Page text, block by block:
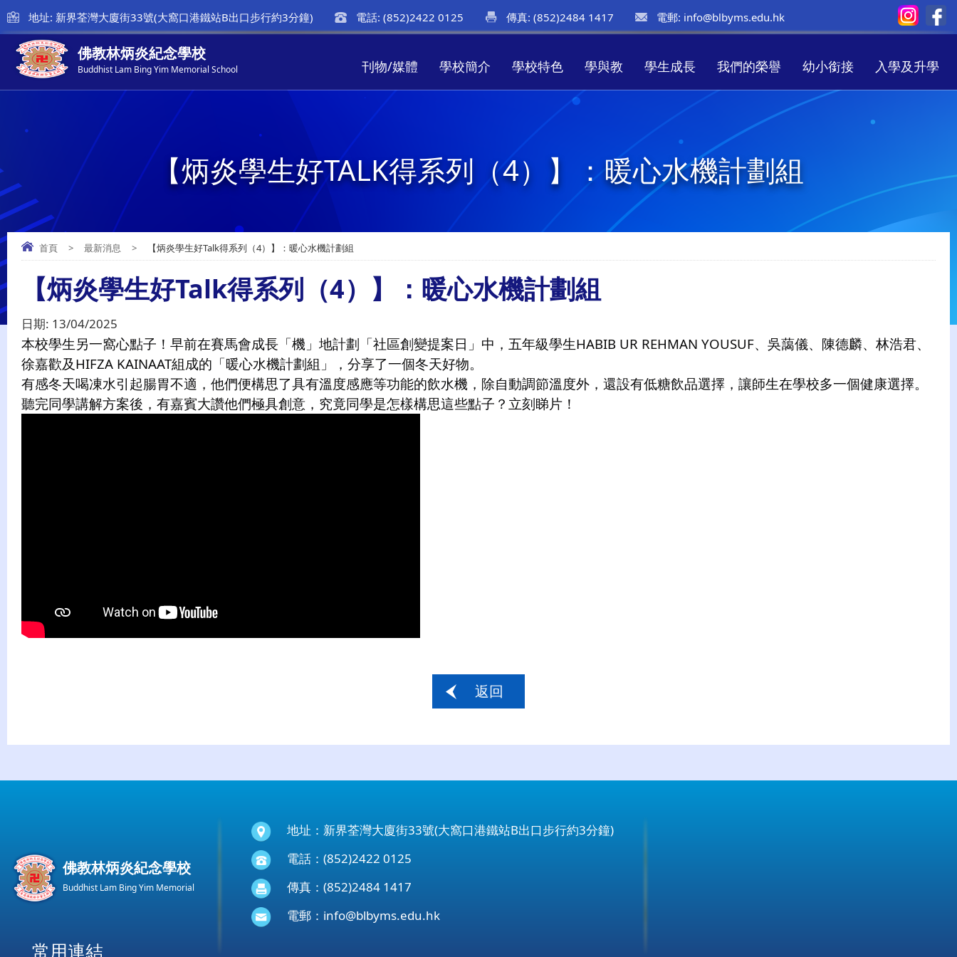
地址: 新界荃灣大廈街33號(大窩口港鐵站B出口步行約3分鐘) 電話: (852)2422 0125 傳真: (852)2484 1417 電郵: info@blbyms.edu.hk
佛教林炳炎紀念學校
Buddhist Lam Bing Yim Memorial School 刊物/媒體 學校簡介 學校特色 學與教 學生成長 我們的榮譽 幼小銜接 入學及升學
【炳炎學生好TALK得系列（4）】：暖心水機計劃組
首頁 > 最新消息 > 【炳炎學生好Talk得系列（4）】：暖心水機計劃組
【炳炎學生好Talk得系列（4）】：暖心水機計劃組
日期: 13/04/2025
本校學生另一窩心點子！早前在賽馬會成長「機」地計劃「社區創變提案日」中，五年級學生HABIB UR REHMAN YOUSUF、吳藹儀、陳德麟、林浩君、
徐嘉歡及HIFZA KAINAAT組成的「暖心水機計劃組」，分享了一個冬天好物。
有感冬天喝凍水引起腸胃不適，他們便構思了具有溫度感應等功能的飲水機，除自動調節溫度外，還設有低糖飲品選擇，讓師生在學校多一個健康選擇。
聽完同學講解方案後，有嘉賓大讚他們極具創意，究竟同學是怎樣構思這些點子？立刻睇片！
返回
佛教林炳炎紀念學校
Buddhist Lam Bing Yim Memorial
地址：新界荃灣大廈街33號(大窩口港鐵站B出口步行約3分鐘)
電話：(852)2422 0125
傳真：(852)2484 1417
電郵： info@blbyms.edu.hk
常用連結